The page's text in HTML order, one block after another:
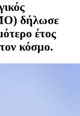
δήλωσε
έτος
κόσμο.